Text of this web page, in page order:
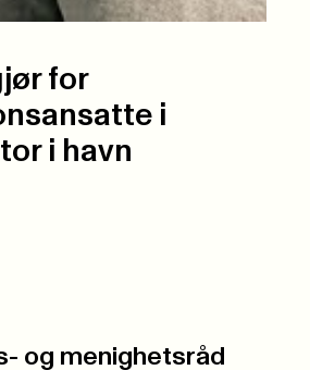
for
i
i havn
og menighetsråd